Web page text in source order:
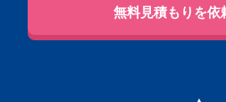
無料見積もりを